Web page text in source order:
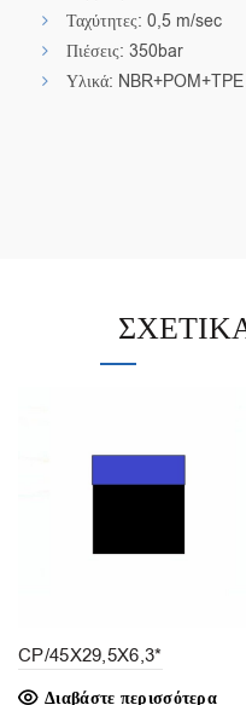
Ταχύτητες: 0,5 m/sec
Πιέσεις: 350bar
Υλικά: NBR+POM+TPE
CP/45X29,5X6,3*
Διαβάστε περισσότερα